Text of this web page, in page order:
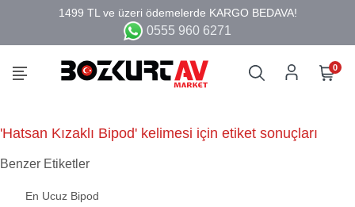
0555 960 6271
0
'Hatsan Kızaklı Bipod' kelimesi için etiket sonuçları
Benzer Etiketler
En Ucuz Bipod